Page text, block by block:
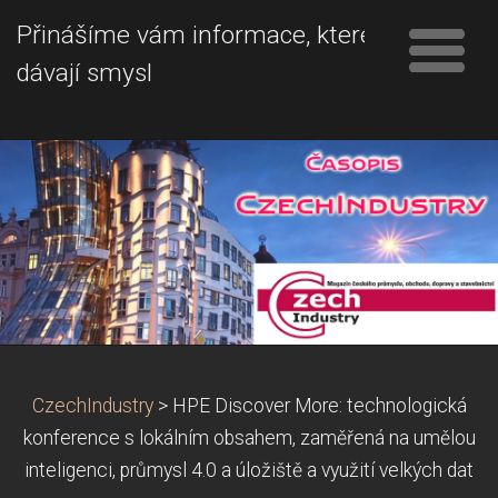
Přinášíme vám informace, které
dávají smysl
CzechIndustry > HPE Discover More: technologická
konference s lokálním obsahem, zaměřená na umělou
inteligenci, průmysl 4.0 a úložiště a využití velkých dat